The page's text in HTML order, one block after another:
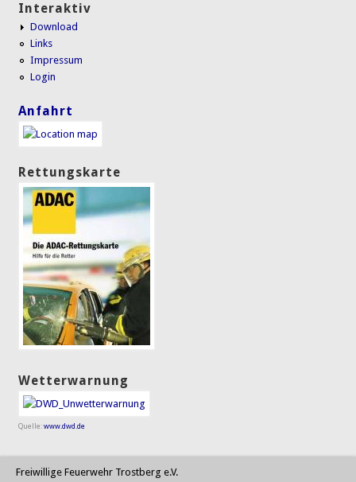
Interaktiv
Download
Links
Impressum
Login
Anfahrt
Rettungskarte
Wetterwarnung
Quelle:www.dwd.de
Freiwillige Feuerwehr Trostberg e.V.